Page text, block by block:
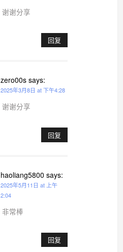
谢谢分享
回复
zero00s says:
2025年3月8日 at 下午4:28
谢谢分享
回复
haoliang5800 says:
2025年5月11日 at 上午
2:04
非常棒
回复